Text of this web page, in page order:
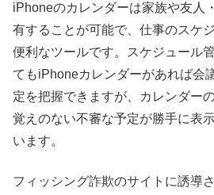
iPhoneのカレンダーは家族や友人
有することが可能で、仕事のスケ
便利なツールです。スケジュール
てもiPhoneカレンダーがあれば会
定を把握できますが、カレンダー
覚えのない不審な予定が勝手に表
います。
フィッシング詐欺のサイトに誘導